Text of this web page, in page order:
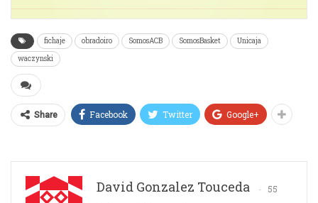
fichaje obradoiro SomosACB SomosBasket
Unicaja
waczynski
Share Facebook Twitter Google+
David Gonzalez Touceda
55